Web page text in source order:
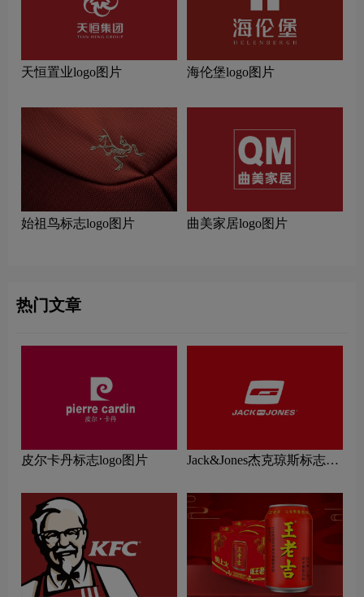
天恒置业logo图片 海伦堡logo图片
始祖鸟标志logo图片 曲美家居logo图片
热门文章
皮尔卡丹标志logo图片
Jack&Jones杰克琼斯标志